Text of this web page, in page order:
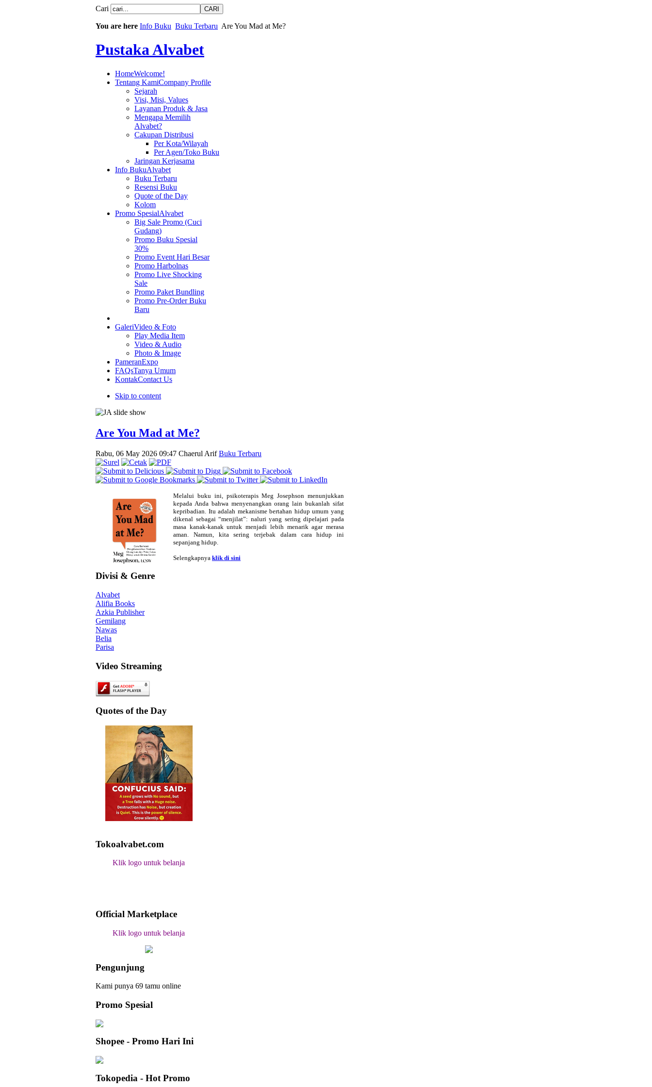
Cari
You are here Info Buku Buku Terbaru Are You Mad at Me?
Pustaka Alvabet
HomeWelcome!
Tentang KamiCompany Profile
Sejarah
Visi, Misi, Values
Layanan Produk & Jasa
Mengapa Memilih
Alvabet?
Cakupan Distribusi
Per Kota/Wilayah
Per Agen/Toko Buku
Jaringan Kerjasama
Info BukuAlvabet
Buku Terbaru
Resensi Buku
Quote of the Day
Kolom
Promo SpesialAlvabet
Big Sale Promo (Cuci
Gudang)
Promo Buku Spesial
30%
Promo Event Hari Besar
Promo Harbolnas
Promo Live Shocking
Sale
Promo Paket Bundling
Promo Pre-Order Buku
Baru
GaleriVideo & Foto
Play Media Item
Video & Audio
Photo & Image
PameranExpo
FAQsTanya Umum
KontakContact Us
Skip to content
Are You Mad at Me?
Rabu, 06 May 2026 09:47 Chaerul ArifBuku Terbaru
Melalui buku ini, psikoterapis Meg Josephson menunjukkan
kepada Anda bahwa menyenangkan orang lain bukanlah sifat
kepribadian. Itu adalah mekanisme bertahan hidup umum yang
dikenal sebagai “menjilat”: naluri yang sering dipelajari pada
masa kanak-kanak untuk menjadi lebih menarik agar merasa
aman. Namun, kita sering terjebak dalam cara hidup ini
sepanjang hidup.
Selengkapnya klik di sini
Divisi & Genre
Alvabet
Alifia Books
Azkia Publisher
Gemilang
Nawas
Belia
Parisa
Video Streaming
Quotes of the Day
Tokoalvabet.com
Klik logo untuk belanja
Official Marketplace
Klik logo untuk belanja
Pengunjung
Kami punya 69 tamu online
Promo Spesial
Shopee - Promo Hari Ini
Tokopedia - Hot Promo